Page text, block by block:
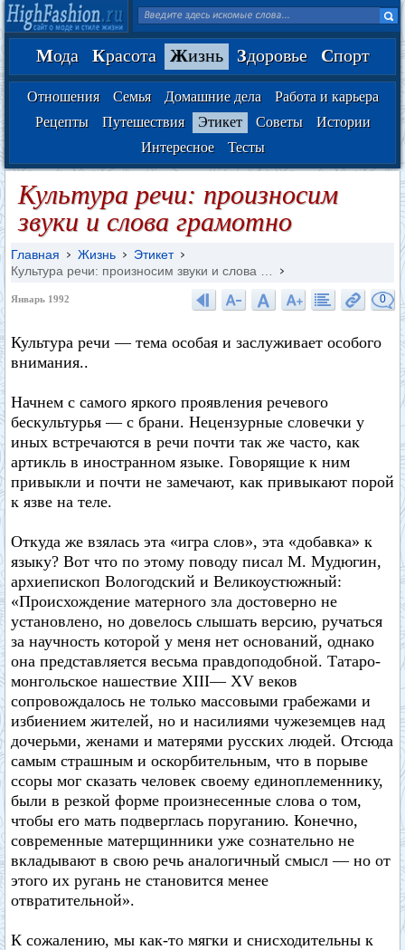
Мода Красота Жизнь Здоровье Спорт
Отношения Семья Домашние дела
Работа и карьера
Рецепты
Путешествия Этикет Советы
Истории
Интересное
Тесты
Культура речи: произносим
звуки и слова грамотно
Главная Жизнь
Этикет
Культура речи: произносим звуки и слова …
Январь 1992 0
Культура речи — тема особая и заслуживает особого
внимания..
Начнем с самого яркого проявления речевого
бескультурья — с брани. Нецензурные словечки у
иных встречаются в речи почти так же часто, как
артикль в иностранном языке. Говорящие к ним
привыкли и почти не замечают, как привыкают порой
к язве на теле.
Откуда же взялась эта «игра слов», эта «добавка» к
языку? Вот что по этому поводу писал М. Мудюгин,
архиепископ Вологодский и Великоустюжный:
«Происхождение матерного зла достоверно не
установлено, но довелось слышать версию, ручаться
за научность которой у меня нет оснований, однако
она представляется весьма правдоподобной. Татаро-
монгольское нашествие XIII— XV веков
сопровождалось не только массовыми грабежами и
избиением жителей, но и насилиями чужеземцев над
дочерьми, женами и матерями русских людей. Отсюда
самым страшным и оскорбительным, что в порыве
ссоры мог сказать человек своему единоплеменнику,
были в резкой форме произнесенные слова о том,
чтобы его мать подверглась поруганию. Конечно,
современные матерщинники уже сознательно не
вкладывают в свою речь аналогичный смысл — но от
этого их ругань не становится менее
отвратительной».
К сожалению, мы как-то мягки и снисходительны к